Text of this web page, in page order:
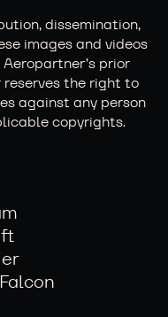
dissemination,
images and videos
prior
the right to
against any person
copyrights.